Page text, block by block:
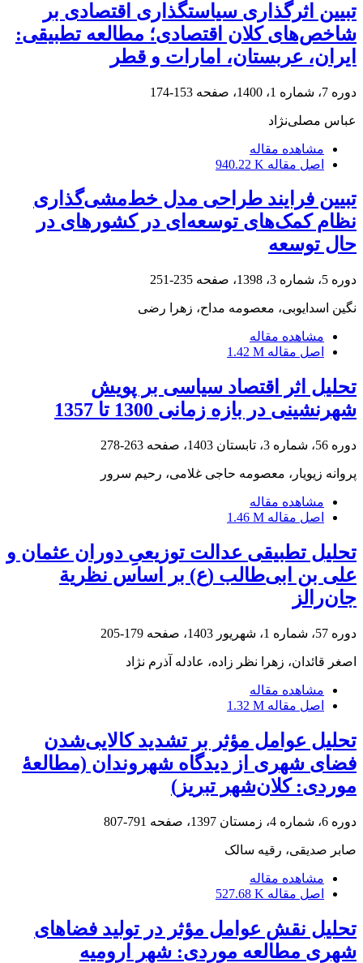
تبیین اثرگذاری سیاستگذاری اقتصادی بر
شاخص‌های کلان اقتصادی؛ مطالعه تطبیقی:
ایران، عربستان، امارات و قطر
دوره 7، شماره 1، 1400، صفحه 153-174
عباس مصلی‌نژاد
مشاهده مقاله
اصل مقاله 940.22 K
تبیین فرایند طراحی مدل خط‌مشی‌گذاری
نظام کمک‌های توسعه‌ای در کشورهای در
حال توسعه
دوره 5، شماره 3، 1398، صفحه 235-251
نگین اسدایوبی، معصومه مداح، زهرا رضی
مشاهده مقاله
اصل مقاله 1.42 M
تحلیل اثر اقتصاد سیاسی بر پویش
شهرنشینی در بازه زمانی 1300 تا 1357
دوره 56، شماره 3، تابستان 1403، صفحه 263-278
پروانه زیویار، معصومه حاجی غلامی، رحیم سرور
مشاهده مقاله
اصل مقاله 1.46 M
تحلیل تطبیقی عدالت توزیعیِ دوران عثمان و
علی بن ابی‌طالب (ع) بر اساس نظریة
جان‌رالز
دوره 57، شماره 1، شهریور 1403، صفحه 179-205
اصغر قائدان، زهرا نظر زاده، عادله آذرم نژاد
مشاهده مقاله
اصل مقاله 1.32 M
تحلیل عوامل مؤثر بر تشدید کالایی‌شدن
فضای شهری از دیدگاه شهروندان (مطالعۀ
موردی: کلان‌شهر تبریز)
دوره 6، شماره 4، زمستان 1397، صفحه 791-807
صابر صدیقی، رقیه سالک
مشاهده مقاله
اصل مقاله 527.68 K
تحلیل نقش عوامل مؤثر در تولید فضاهای
شهری مطالعه موردی: شهر ارومیه